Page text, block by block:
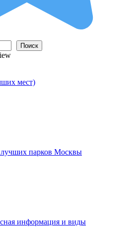
Поиск
мест)
парков Москвы
информация и виды